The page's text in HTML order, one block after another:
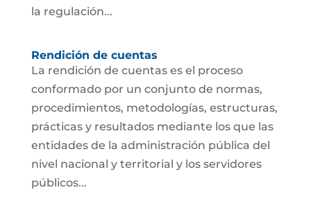
la regulación...
Rendición de cuentas
La rendición de cuentas es el proceso
conformado por un conjunto de normas,
procedimientos, metodologías, estructuras,
prácticas y resultados mediante los que las
entidades de la administración pública del
nivel nacional y territorial y los servidores
públicos...